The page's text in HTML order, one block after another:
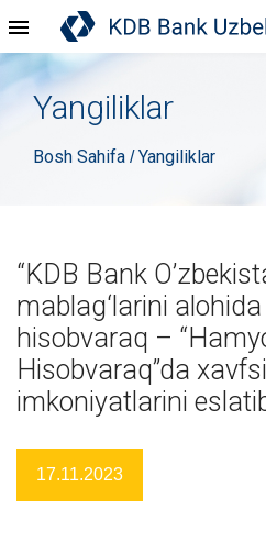
Yangiliklar
Bosh Sahifa /Yangiliklar
“KDB Bank
mablag‘larini
hisobvaraq –
Hisobvaraq”da
imkoniyatlarini
17.11.2023